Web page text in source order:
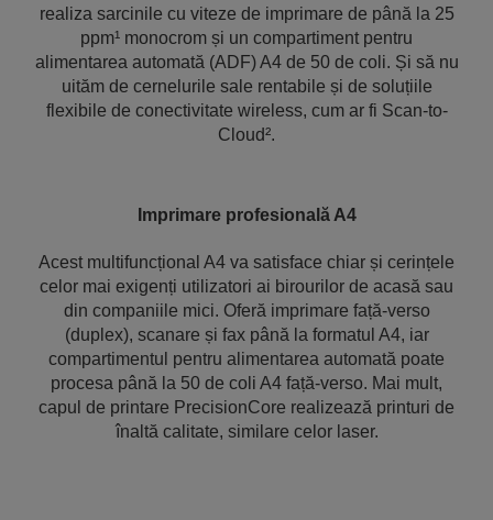
realiza sarcinile cu viteze de imprimare de până la 25
ppm¹ monocrom și un compartiment pentru
alimentarea automată (ADF) A4 de 50 de coli. Și să nu
uităm de cernelurile sale rentabile și de soluțiile
flexibile de conectivitate wireless, cum ar fi Scan-to-
Cloud².
Imprimare profesională A4
Acest multifuncțional A4 va satisface chiar și cerințele
celor mai exigenți utilizatori ai birourilor de acasă sau
din companiile mici. Oferă imprimare față-verso
(duplex), scanare și fax până la formatul A4, iar
compartimentul pentru alimentarea automată poate
procesa până la 50 de coli A4 față-verso. Mai mult,
capul de printare PrecisionCore realizează printuri de
înaltă calitate, similare celor laser.